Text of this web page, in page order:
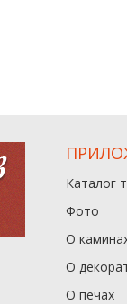
Каталог
Фото
О
О
О печах